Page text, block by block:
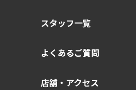
スタッフ一覧
よくあるご質問
店舗・アクセス